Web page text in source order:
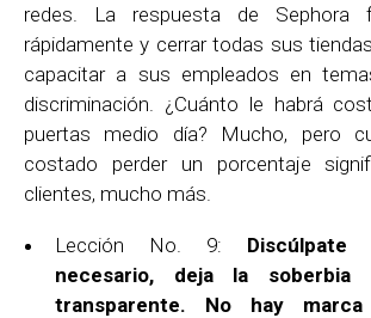
redes. La respuesta de Sephora
rápidamente y cerrar todas sus
capacitar a sus empleados en
discriminación. ¿Cuánto le habrá
puertas medio día? Mucho, pero
costado perder un porcentaje
clientes, mucho más.
Lección No. 9:
necesario, deja la
transparente. No hay